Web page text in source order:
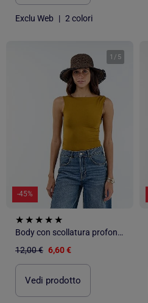
Exclu Web | 2 colori
1 / 5
-45%
Body con scollatura profonda sulla schiena e gioiello dorato
12,00 € 6,60 €
Vedi prodotto